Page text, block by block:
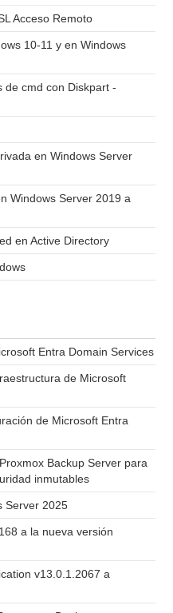
Acceso Remoto
10-11 y en Windows
de cmd con Diskpart -
en Windows Server
Windows Server 2019 a
en Active Directory
Entra Domain Services
de Microsoft
de Microsoft Entra
Backup Server para
inmutables
Server 2025
a la nueva versión
v13.0.1.2067 a